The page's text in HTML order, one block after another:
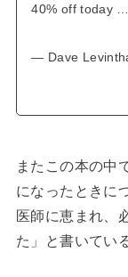
40% off today …
— Dave
またこの本の中
になったときに
医師に恵まれ、
た」と書いてい